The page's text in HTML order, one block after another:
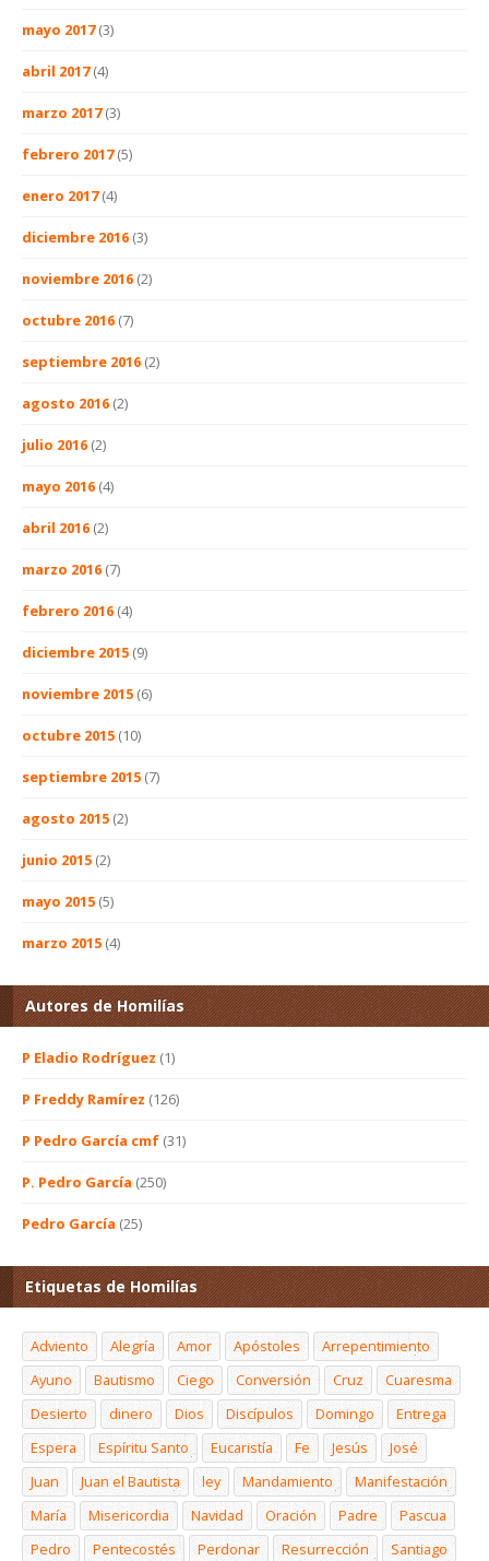
mayo 2017(3)
abril 2017(4)
marzo 2017(3)
febrero 2017(5)
enero 2017(4)
diciembre 2016 (3)
noviembre 2016 (2)
octubre 2016 (7)
septiembre 2016 (2)
agosto 2016 (2)
julio 2016 (2)
mayo 2016 (4)
abril 2016 (2)
marzo 2016 (7)
febrero 2016 (4)
diciembre 2015 (9)
noviembre 2015 (6)
octubre 2015 (10)
septiembre 2015 (7)
agosto 2015 (2)
junio 2015 (2)
mayo 2015 (5)
marzo 2015 (4)
Autores de Homilías
P Eladio Rodríguez (1)
P Freddy Ramírez (126)
P Pedro García cmf (31)
P. Pedro García (250)
Pedro García (25)
Etiquetas de Homilías
Adviento Alegría Amor Apóstoles
Arrepentimiento
Ayuno
Bautismo Ciego Conversión Cruz
Cuaresma
Desierto
dinero Dios Discípulos Domingo
Entrega
Espera
Espíritu Santo Eucaristía Fe Jesús
José
Juan
Juan el Bautista ley Mandamiento
Manifestación
María
Misericordia Navidad Oración Padre
Pascua
Pedro
Pentecostés Perdonar Resurrección
Santiago